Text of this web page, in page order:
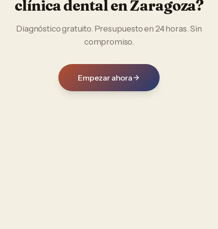
clínica dentalenZaragoza?
Diagnóstico gratuito. Presupuesto en 24 horas. Sin
compromiso.
Empezar ahora